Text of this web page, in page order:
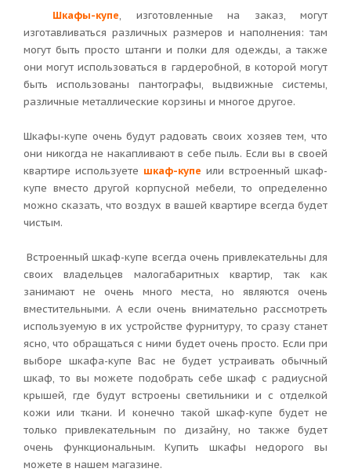
Шкафы-купе, изготовленные на заказ, могут
изготавливаться различных размеров и наполнения: там
могут быть просто штанги и полки для одежды, а также
они могут использоваться в гардеробной, в которой могут
быть использованы пантографы, выдвижные системы,
различные металлические корзины и многое другое.
Шкафы-купе очень будут радовать своих хозяев тем, что
они никогда не накапливают в себе пыль. Если вы в своей
квартире используете шкаф-купе или встроенный шкаф-
купе вместо другой корпусной мебели, то определенно
можно сказать, что воздух в вашей квартире всегда будет
чистым.
Встроенный шкаф-купе всегда очень привлекательны для
своих владельцев малогабаритных квартир, так как
занимают не очень много места, но являются очень
вместительными. А если очень внимательно рассмотреть
используемую в их устройстве фурнитуру, то сразу станет
ясно, что обращаться с ними будет очень просто. Если при
выборе шкафа-купе Вас не будет устраивать обычный
шкаф, то вы можете подобрать себе шкаф с радиусной
крышей, где будут встроены светильники и с отделкой
кожи или ткани. И конечно такой шкаф-купе будет не
только привлекательным по дизайну, но также будет
очень функциональным. Купить шкафы недорого вы
можете в нашем магазине.